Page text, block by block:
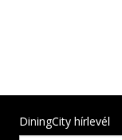
DiningCity hírlevél